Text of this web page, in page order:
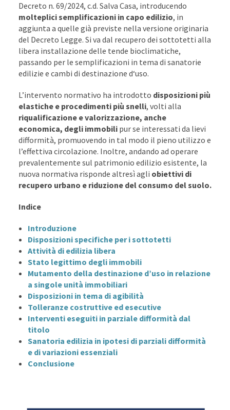
Decreto n. 69/2024, c.d. Salva Casa, introducendo
molteplici semplificazioni in capo edilizio, in
aggiunta a quelle già previste nella versione originaria
del Decreto Legge. Si va dal recupero dei sottotetti alla
libera installazione delle tende bioclimatiche,
passando per le semplificazioni in tema di sanatorie
edilizie e cambi di destinazione d‘uso.
L’intervento normativo ha introdotto disposizioni più
elastiche e procedimenti più snelli, volti alla
riqualificazione e valorizzazione, anche
economica, degli immobilipur se interessati da lievi
difformità, promuovendo in tal modo il pieno utilizzo e
l’effettiva circolazione. Inoltre, andando ad operare
prevalentemente sul patrimonio edilizio esistente, la
nuova normativa risponde altresì agli obiettivi di
recupero urbano e riduzione del consumo del suolo.
Indice
Introduzione
Disposizioni specifiche per i sottotetti
Attività di edilizia libera
Stato legittimo degli immobili
Mutamento della destinazione d’uso in relazione
a singole unità immobiliari
Disposizioni in tema di agibilità
Tolleranze costruttive ed esecutive
Interventi eseguiti in parziale difformità dal
titolo
Sanatoria edilizia in ipotesi di parziali difformità
e di variazioni essenziali
Conclusione